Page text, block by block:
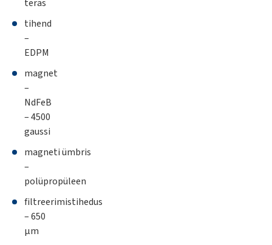
teras
tihend
–
EDPM
magnet
–
NdFeB
– 4500
gaussi
magneti ümbris
–
polüpropüleen
filtreerimistihedus
– 650
µm